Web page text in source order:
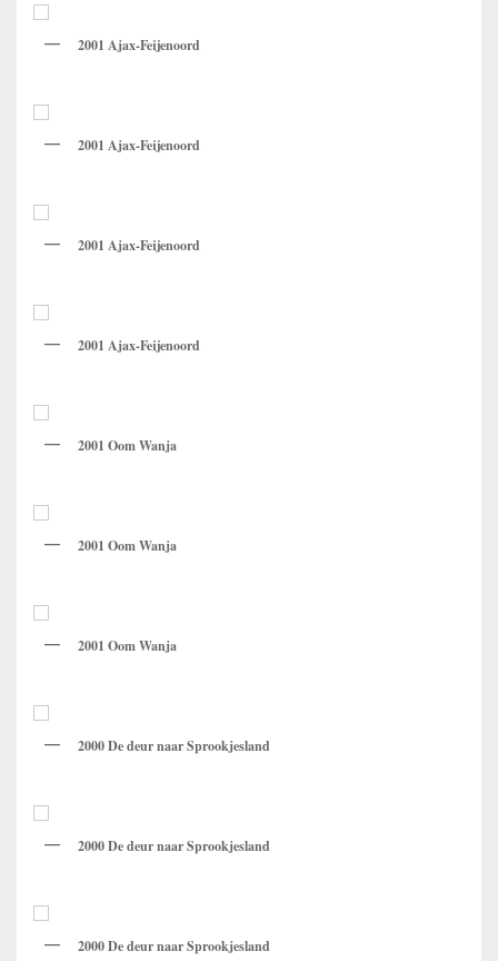
2001 Ajax-Feijenoord
2001 Ajax-Feijenoord
2001 Ajax-Feijenoord
2001 Ajax-Feijenoord
2001 Oom Wanja
2001 Oom Wanja
2001 Oom Wanja
2000 De deur naar Sprookjesland
2000 De deur naar Sprookjesland
2000 De deur naar Sprookjesland